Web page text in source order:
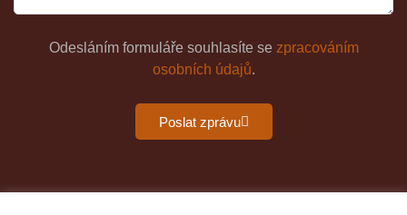
Odesláním formuláře souhlasíte se zpracováním
osobních údajů.
Poslat zprávu